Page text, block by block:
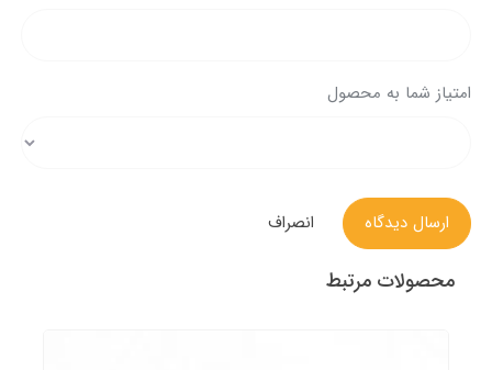
امتیاز شما به محصول
ارسال دیدگاه انصراف
محصولات مرتبط